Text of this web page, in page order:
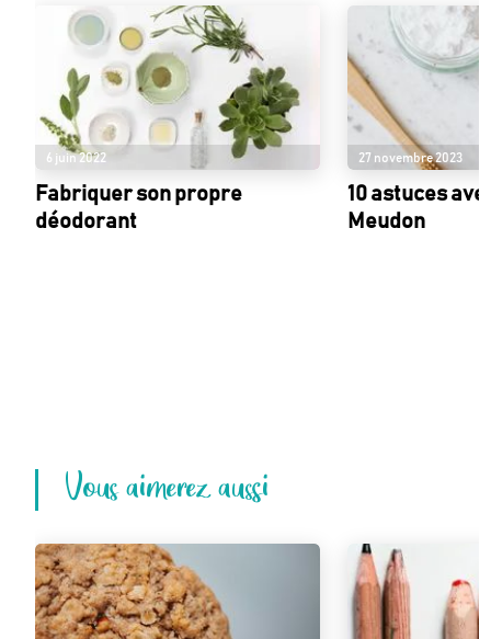
6 juin 2022
Fabriquer son propre
déodorant
27 novembre 2023
10 astuces
Meudon
Vous aimerez aussi